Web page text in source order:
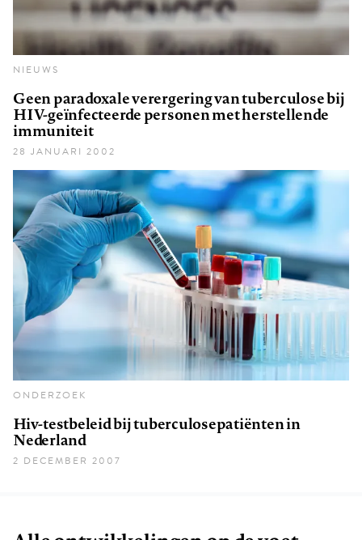
NIEUWS
Geen paradoxale verergering van tuberculose bij
HIV-geïnfecteerde personen met herstellende
immuniteit
28 JANUARI 2002
ONDERZOEK
Hiv-testbeleid bij tuberculosepatiënten in
Nederland
2 DECEMBER 2007